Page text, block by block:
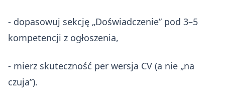
- dopasowuj sekcję „Doświadczenie” pod 3–5
kompetencji z ogłoszenia,
- mierz skuteczność per wersja CV (a nie „na
czuja”).